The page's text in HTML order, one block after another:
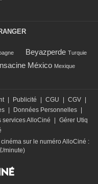
Beyazperde Turquie
México Mexique
| Publicité | CGU | CGV |
| Données Personnelles |
services AlloCiné | Gérer Utiq
sur le numéro AlloCiné :
minute)